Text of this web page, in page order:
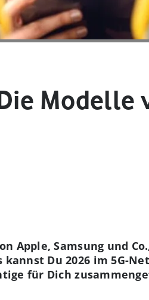
Modelle
Apple, Samsung und
Du 2026 im 5G-
für Dich